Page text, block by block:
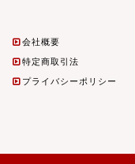
会社概要
特定商取引法
プライバシーポリシー